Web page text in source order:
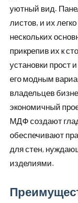
уютный вид.
листов, и их
нескольких
прикрепив их к
установки прост
его модным
владельцев
экономичный
МДФ создают
обеспечивают
для стен,
изделиями.